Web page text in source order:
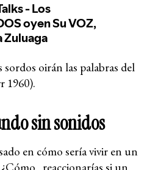
oirán las palabras del
1960).
sin sonidos
en cómo sería vivir en un